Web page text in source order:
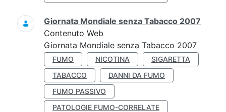
Giornata Mondiale senza Tabacco 2007
Contenuto Web
Giornata Mondiale senza Tabacco 2007
FUMO NICOTINA
SIGARETTA
TABACCO
DANNI DA FUMO
FUMO PASSIVO
PATOLOGIE FUMO-CORRELATE